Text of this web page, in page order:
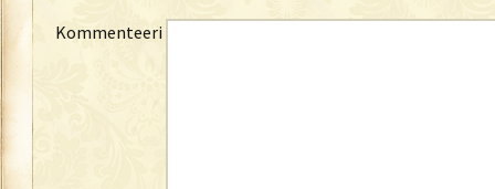
Kommenteeri